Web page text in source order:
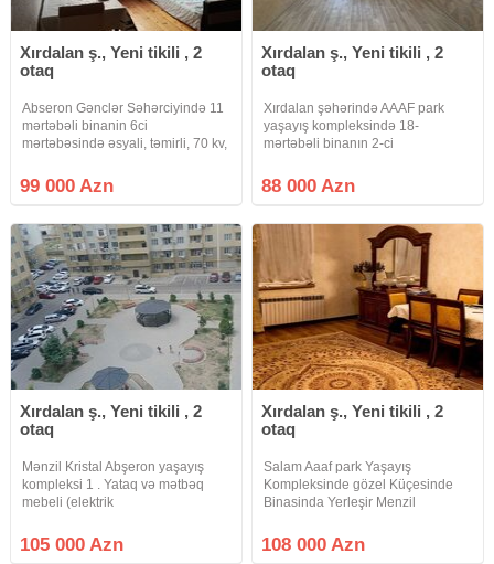
Xırdalan ş., Yeni tikili , 2
otaq
Abseron Gənclər Səhərciyində 11
mərtəbəli binanin 6ci
mərtəbəsində əsyali, təmirli, 70 kv,
Kupcasi var.Orta evdir, sagda,
solda, asagida, yuxarida yasayis
99 000 Azn
Xırdalan ş., Yeni tikili , 2
otaq
Xırdalan şəhərində AAAF park
yaşayış kompleksində 18-
mərtəbəli binanın 2-ci
ümumi sahəsi 65 m2 olan şəxsi
idtifadə üçün təmir olunmuş
88 000 Azn
Xırdalan ş., Yeni tikili , 2
otaq
Mənzil Kristal Abşeron yaşayış
kompleksi 1 . Yataq və mətbəq
mebeli (elektrik
.Mənzil bina 22 də yerləşir.
105 000 Azn
Xırdalan ş., Yeni tikili , 2
otaq
Salam Aaaf park Yaşayış
Kompleksinde gözel Küçesinde
Binasinda Yerleşir Menzil
Daimidir 5/3 etajdir Menzilin gözel
heyeti var evin Heyetinde meyve
108 000 Azn